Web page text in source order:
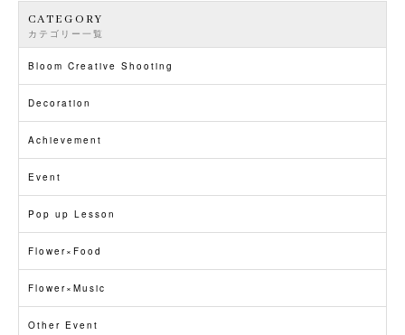
CATEGORY
カテゴリー一覧
Bloom Creative Shooting
Decoration
Achievement
Event
Pop up Lesson
Flower×Food
Flower×Music
Other Event